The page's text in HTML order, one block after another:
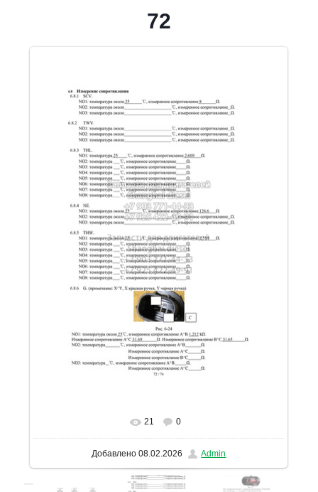
72
В реальном размере 1131x1600
21 0
Добавлено 08.02.2026 Admin